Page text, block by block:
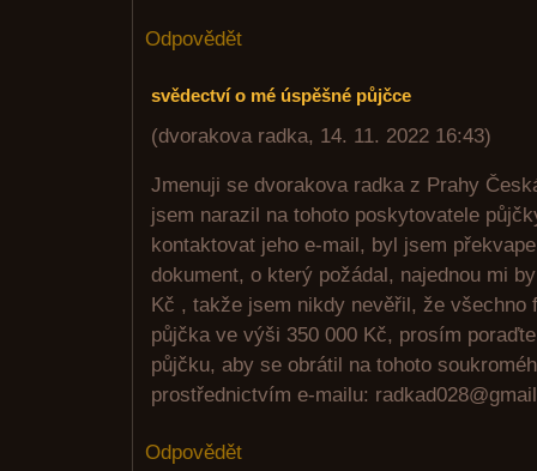
Odpovědět
svědectví o mé úspěšné půjčce
(dvorakova radka, 14. 11. 2022 16:43)
Jmenuji se dvorakova radka z Prahy
jsem narazil na tohoto poskytovatele
kontaktovat jeho e-mail, byl jsem
dokument, o který požádal, najednou mi
Kč , takže jsem nikdy nevěřil, že všechno
půjčka ve výši 350 000 Kč, prosím
půjčku, aby se obrátil na tohoto
prostřednictvím e-mailu:
Odpovědět